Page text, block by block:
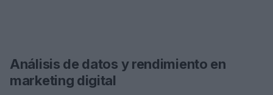
Análisis de datos y rendimiento en
marketing digital